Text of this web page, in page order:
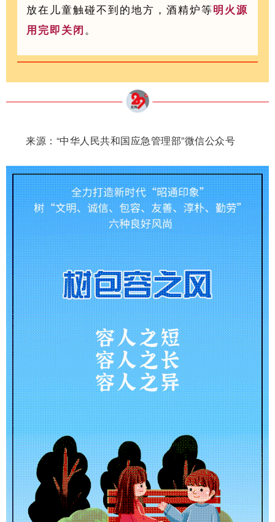
放在儿童触碰不到的地方，酒精炉等明火源
用完即关闭 。
来源： “中华人民共和国应急管理部”微信公众号